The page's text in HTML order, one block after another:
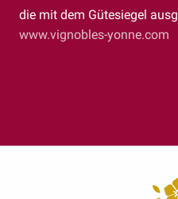
die mit dem Gütesiegel
www.vignobles-yonne.com